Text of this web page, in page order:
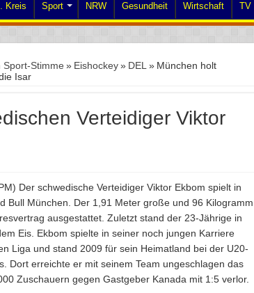
Kreis Sport NRW Gesundheit Wirtschaft TV
Stimme » Eishockey » DEL » München holt
Isar
Verteidiger Viktor
Der schwedische Verteidiger Viktor Ekbom spielt in
Bull München. Der 1,91 Meter große und 96 Kilogramm
ausgestattet. Zuletzt stand der 23-Jährige in
Eis. Ekbom spielte in seiner noch jungen Karriere
Liga und stand 2009 für sein Heimatland bei der U20-
Dort erreichte er mit seinem Team ungeschlagen das
Zuschauern gegen Gastgeber Kanada mit 1:5 verlor.